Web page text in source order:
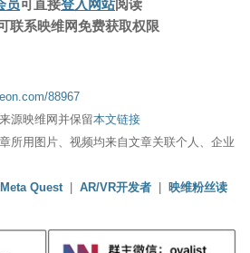
员可直接登入网站阅读
联系映维网免费获取权限
88967
源映维网并保留本文链接
所用图片、视频均来自文章关联个人、企业
Meta Quest AR/VR开发者
映维粉丝读